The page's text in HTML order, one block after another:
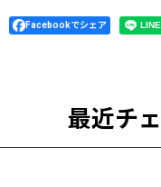
Facebookでシェア
最近チ